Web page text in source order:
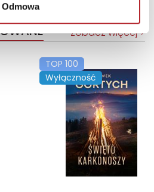
Odmowa
zobacz więcej
TOP 100
Wyłączność